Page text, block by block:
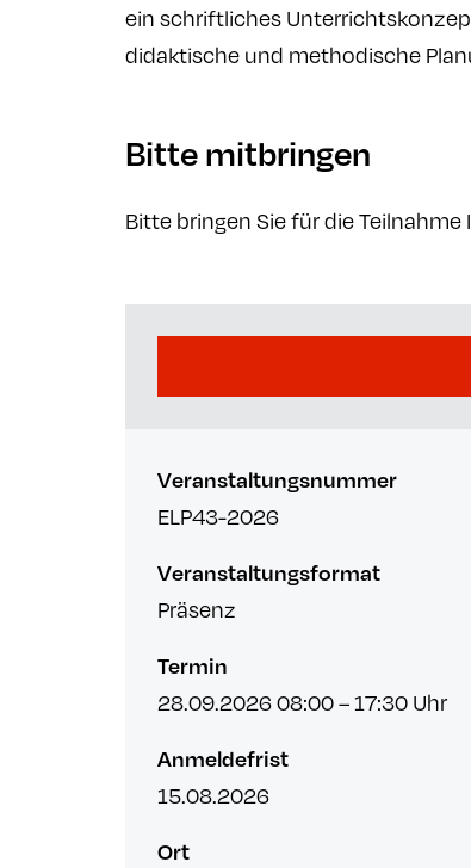
ein schriftliches
didaktische und methodische
Bitte mitbringen
Bitte bringen Sie für die
Veranstaltungsnummer
ELP43-2026
Veranstaltungsformat
Präsenz
Termin
28.09.2026 08:00–17:30Uhr
Anmeldefrist
15.08.2026
Ort